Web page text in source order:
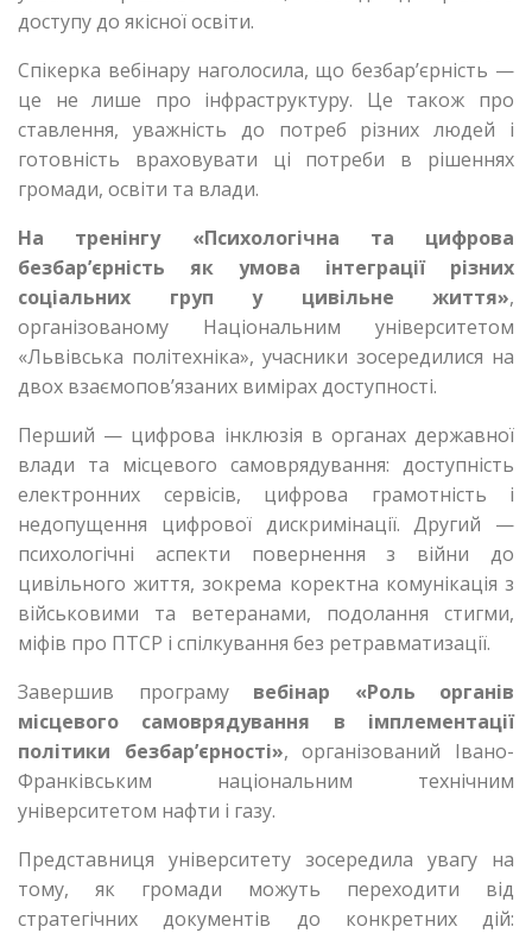
доступу до якісної освіти.
Спікерка вебінару наголосила, що безбар’єрність —
це не лише про інфраструктуру. Це також про
ставлення, уважність до потреб різних людей і
готовність враховувати ці потреби в рішеннях
громади, освіти та влади.
На тренінгу «Психологічна та цифрова
безбар’єрність як умова інтеграції різних
соціальних груп у цивільне життя»,
організованому Національним університетом
«Львівська політехніка», учасники зосередилися на
двох взаємопов’язаних вимірах доступності.
Перший — цифрова інклюзія в органах державної
влади та місцевого самоврядування: доступність
електронних сервісів, цифрова грамотність і
недопущення цифрової дискримінації. Другий —
психологічні аспекти повернення з війни до
цивільного життя, зокрема коректна комунікація з
військовими та ветеранами, подолання стигми,
міфів про ПТСР і спілкування без ретравматизації.
Завершив програму вебінар «Роль органів
місцевого самоврядування в імплементації
політики безбар’єрності», організований Івано-
Франківським національним технічним
університетом нафти і газу.
Представниця університету зосередила увагу на
тому, як громади можуть переходити від
стратегічних документів до конкретних дій: